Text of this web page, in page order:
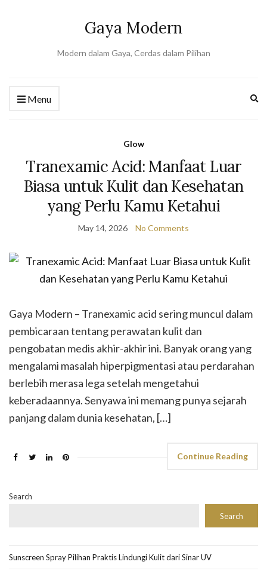
Gaya Modern
Modern dalam Gaya, Cerdas dalam Pilihan
Menu
Glow
Tranexamic Acid: Manfaat Luar
Biasa untuk Kulit dan Kesehatan
yang Perlu Kamu Ketahui
May 14, 2026 No Comments
Gaya Modern – Tranexamic acid sering muncul dalam
pembicaraan tentang perawatan kulit dan
pengobatan medis akhir-akhir ini. Banyak orang yang
mengalami masalah hiperpigmentasi atau perdarahan
berlebih merasa lega setelah mengetahui
keberadaannya. Senyawa ini memang punya sejarah
panjang dalam dunia kesehatan, […]
Continue Reading
Search
Search
Sunscreen Spray Pilihan Praktis Lindungi Kulit dari Sinar UV